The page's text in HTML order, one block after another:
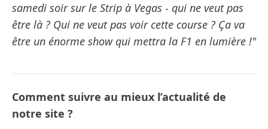
samedi soir sur le Strip à Vegas - qui ne veut pas
être là ? Qui ne veut pas voir cette course ? Ça va
être un énorme show qui mettra la F1 en lumière !"
Comment suivre au mieux l’actualité de
notre site ?